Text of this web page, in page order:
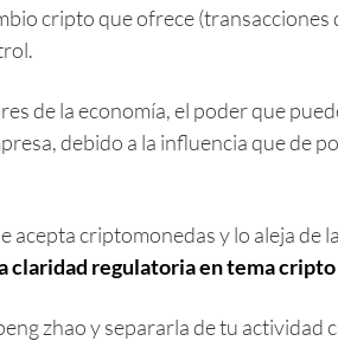
cripto que ofrece
de la economía, el poder que
debido a la influencia que de
acepta criptomonedas y lo aleja
claridad regulatoria en tema
zhao y separarla de tu